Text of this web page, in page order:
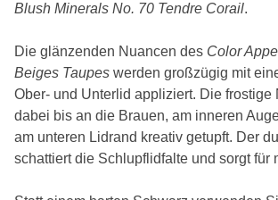
Blush Minerals No. 70 Tendre Corail.
Die glänzenden Nuancen des Color
Beiges Taupes werden großzügig mit
Ober- und Unterlid appliziert. Die frostige
dabei bis an die Brauen, am inneren
am unteren Lidrand kreativ getupft. Der
schattiert die Schlupflidfalte und sorgt für